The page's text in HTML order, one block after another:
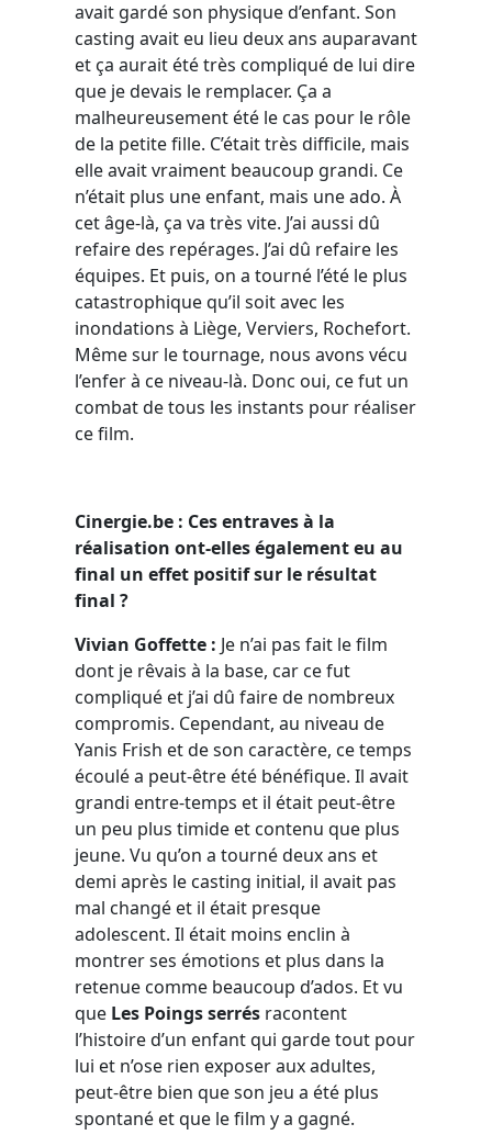
avait gardé son physique d’enfant. Son
casting avait eu lieu deux ans auparavant
et ça aurait été très compliqué de lui dire
que je devais le remplacer. Ça a
malheureusement été le cas pour le rôle
de la petite fille. C’était très difficile, mais
elle avait vraiment beaucoup grandi. Ce
n’était plus une enfant, mais une ado. À
cet âge-là, ça va très vite. J’ai aussi dû
refaire des repérages. J’ai dû refaire les
équipes. Et puis, on a tourné l’été le plus
catastrophique qu’il soit avec les
inondations à Liège, Verviers, Rochefort.
Même sur le tournage, nous avons vécu
l’enfer à ce niveau-là. Donc oui, ce fut un
combat de tous les instants pour réaliser
ce film.
Cinergie.be : Ces entraves à la
réalisation ont-elles également eu au
final un effet positif sur le résultat
final ?
Vivian Goffette : Je n’ai pas fait le film
dont je rêvais à la base, car ce fut
compliqué et j’ai dû faire de nombreux
compromis. Cependant, au niveau de
Yanis Frish et de son caractère, ce temps
écoulé a peut-être été bénéfique. Il avait
grandi entre-temps et il était peut-être
un peu plus timide et contenu que plus
jeune. Vu qu’on a tourné deux ans et
demi après le casting initial, il avait pas
mal changé et il était presque
adolescent. Il était moins enclin à
montrer ses émotions et plus dans la
retenue comme beaucoup d’ados. Et vu
que Les Poings serrés racontent
l’histoire d’un enfant qui garde tout pour
lui et n’ose rien exposer aux adultes,
peut-être bien que son jeu a été plus
spontané et que le film y a gagné.